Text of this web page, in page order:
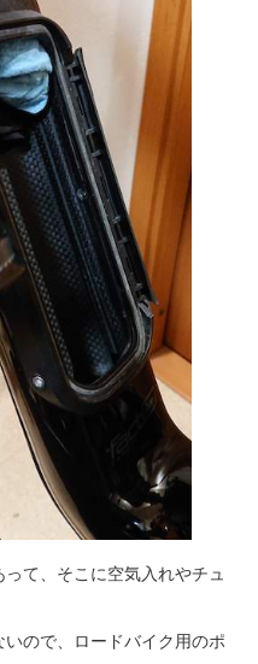
て、そこに空気入れやチュ
ので、ロードバイク用のポ